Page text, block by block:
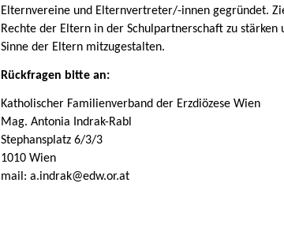
Elternvereine und Elternvertreter/-innen gegründet.
Rechte der Eltern in der Schulpartnerschaft zu
Sinne der Eltern mitzugestalten.
Rückfragen bitte an:
Katholischer Familienverband der Erzdiözese Wien
Mag. Antonia Indrak-Rabl
Stephansplatz 6/3/3
1010 Wien
mail: a.indrak@edw.or.at